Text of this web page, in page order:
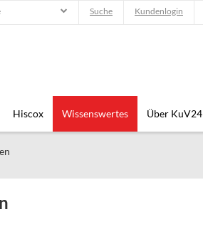
Suche Kundenlogin
Hiscox Wissenswertes Über KuV24